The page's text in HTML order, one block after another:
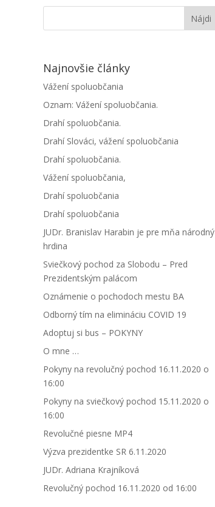
Najnovšie články
Vážení spoluobčania
Oznam: Vážení spoluobčania.
Drahí spoluobčania.
Drahí Slováci, vážení spoluobčania
Drahí spoluobčania.
Vážení spoluobčania,
Drahí spoluobčania
Drahí spoluobčania
JUDr. Branislav Harabin je pre mňa národný
hrdina
Sviečkový pochod za Slobodu – Pred
Prezidentským palácom
Oznámenie o pochodoch mestu BA
Odborný tím na elimináciu COVID 19
Adoptuj si bus – POKYNY
O mne …
Pokyny na revolučný pochod 16.11.2020 o
16:00
Pokyny na sviečkový pochod 15.11.2020 o
16:00
Revolučné piesne MP4
Výzva prezidentke SR 6.11.2020
JUDr. Adriana Krajníková
Revolučný pochod 16.11.2020 od 16:00